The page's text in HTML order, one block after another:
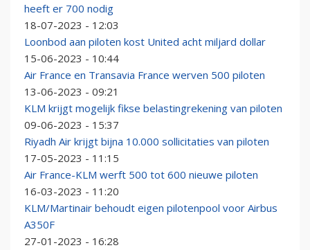
heeft er 700 nodig
18-07-2023 - 12:03
Loonbod aan piloten kost United acht miljard dollar
15-06-2023 - 10:44
Air France en Transavia France werven 500 piloten
13-06-2023 - 09:21
KLM krijgt mogelijk fikse belastingrekening van piloten
09-06-2023 - 15:37
Riyadh Air krijgt bijna 10.000 sollicitaties van piloten
17-05-2023 - 11:15
Air France-KLM werft 500 tot 600 nieuwe piloten
16-03-2023 - 11:20
KLM/Martinair behoudt eigen pilotenpool voor Airbus
A350F
27-01-2023 - 16:28